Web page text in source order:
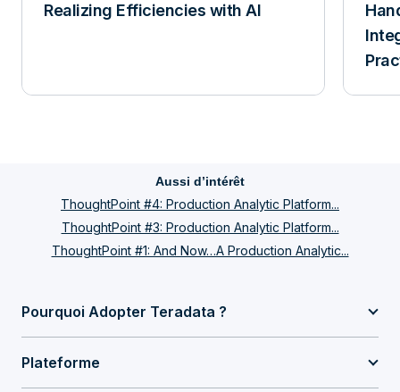
Realizing Efficiencies with AI
Aussi d’intérêt
ThoughtPoint #4: Production Analytic Platform...
ThoughtPoint #3: Production Analytic Platform...
ThoughtPoint #1: And Now…A Production Analytic...
Pourquoi Adopter Teradata ?
Plateforme